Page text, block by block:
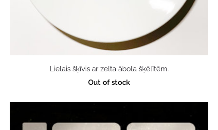
Lielais šķīvis ar zelta ābola šķēlītēm.
Out of stock